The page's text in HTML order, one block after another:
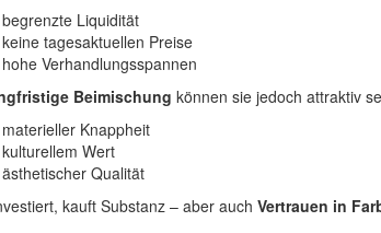
begrenzte Liquidität
keine tagesaktuellen Preise
hohe Verhandlungsspannen
Beimischung können sie jedoch attraktiv
materieller Knappheit
kulturellem Wert
ästhetischer Qualität
kauft Substanz – aber auch Vertrauen in